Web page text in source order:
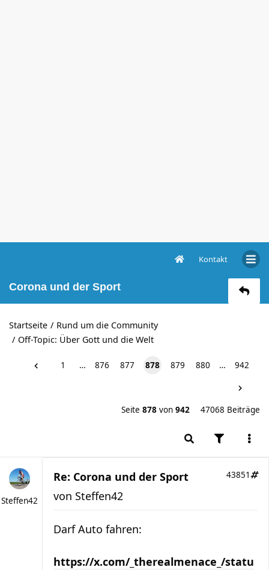
Kontakt
Corona und der Sport
Startseite
Rund um die Community
Off-Topic: Über Gott und die Welt
1 … 876 877 878 879 880 … 942
Seite 878 von 942 47068 Beiträge
Steffen42
Re: Corona und der Sport 43851
von Steffen42
Darf Auto fahren:
https://x.com/_therealmenace_/statu